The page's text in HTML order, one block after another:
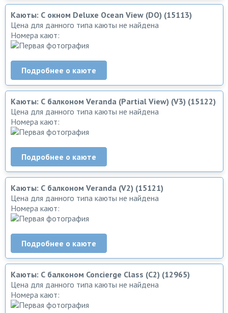
Каюты: С окном Deluxe Ocean View (DO) (15113)
Цена для данного типа каюты не найдена
Номера кают:
Подробнее о каюте
Каюты: С балконом Veranda (Partial View) (V3) (15122)
Цена для данного типа каюты не найдена
Номера кают:
Подробнее о каюте
Каюты: С балконом Veranda (V2) (15121)
Цена для данного типа каюты не найдена
Номера кают:
Подробнее о каюте
Каюты: С балконом Concierge Class (C2) (12965)
Цена для данного типа каюты не найдена
Номера кают: